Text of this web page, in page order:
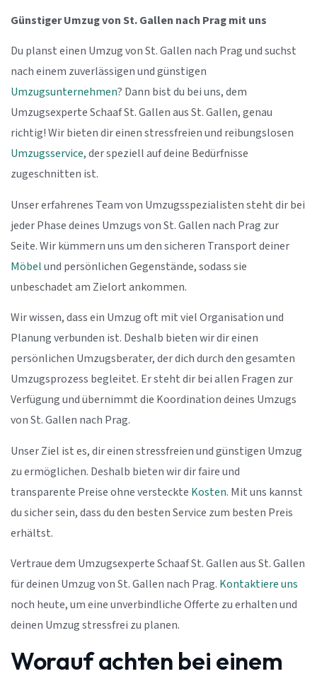
Günstiger Umzug von St. Gallen nach Prag mit uns
Du planst einen Umzug von St. Gallen nach Prag und suchst
nach einem zuverlässigen und günstigen
Umzugsunternehmen? Dann bist du bei uns, dem
Umzugsexperte Schaaf St. Gallen aus St. Gallen, genau
richtig! Wir bieten dir einen stressfreien und reibungslosen
Umzugsservice, der speziell auf deine Bedürfnisse
zugeschnitten ist.
Unser erfahrenes Team von Umzugsspezialisten steht dir bei
jeder Phase deines Umzugs von St. Gallen nach Prag zur
Seite. Wir kümmern uns um den sicheren Transport deiner
Möbelund persönlichen Gegenstände, sodass sie
unbeschadet am Zielort ankommen.
Wir wissen, dass ein Umzug oft mit viel Organisation und
Planung verbunden ist. Deshalb bieten wir dir einen
persönlichen Umzugsberater, der dich durch den gesamten
Umzugsprozess begleitet. Er steht dir bei allen Fragen zur
Verfügung und übernimmt die Koordination deines Umzugs
von St. Gallen nach Prag.
Unser Ziel ist es, dir einen stressfreien und günstigen Umzug
zu ermöglichen. Deshalb bieten wir dir faire und
transparente Preise ohne versteckte Kosten. Mit uns kannst
du sicher sein, dass du den besten Service zum besten Preis
erhältst.
Vertraue dem Umzugsexperte Schaaf St. Gallen aus St. Gallen
für deinen Umzug von St. Gallen nach Prag. Kontaktiere uns
noch heute, um eine unverbindliche Offerte zu erhalten und
deinen Umzug stressfrei zu planen.
Worauf achten bei einem